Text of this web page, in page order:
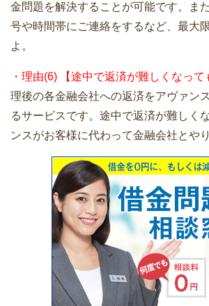
金問題を解決することが可能です。ま
号や時間帯にご連絡をするなど、最大
よ。
・理由(6) 【途中で返済が難しくなって
理後の各金融会社への返済をアヴァン
るサービスです。途中で返済が難しく
ンスがお客様に代わって金融会社とや